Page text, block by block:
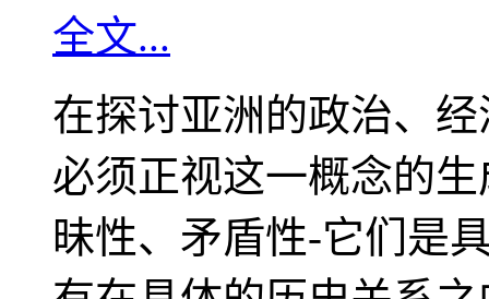
全文...
在探讨亚洲的政治、
必须正视这一概念的
昧性、矛盾性-它们是